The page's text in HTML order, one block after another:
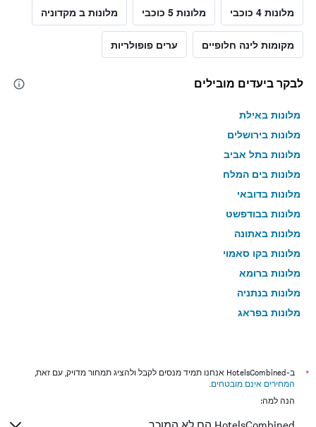
מלונות 4 כוכבי מלונות 5 כוכבי מלונות ב מקדוניה
מקומות לינה חלופיים ערים פופולריות
לבקר ביעדים מובילים
מלונות באילת
מלונות בירושלים
מלונות בתל אביב
מלונות בים המלח
מלונות בדובאי
מלונות בבודפשט
מלונות באתונה
מלונות בקו סאמוי
מלונות ברומא
מלונות בנתניה
מלונות בפראג
מלונות בניו יורק
מלונות בבנגקוק
*
ב-HotelsCombined אנחנו תמיד מנסים לקבל ולהציג תמחור מדויק, עם זאת,
המחירים אינם מובטחים.
הנה למה: